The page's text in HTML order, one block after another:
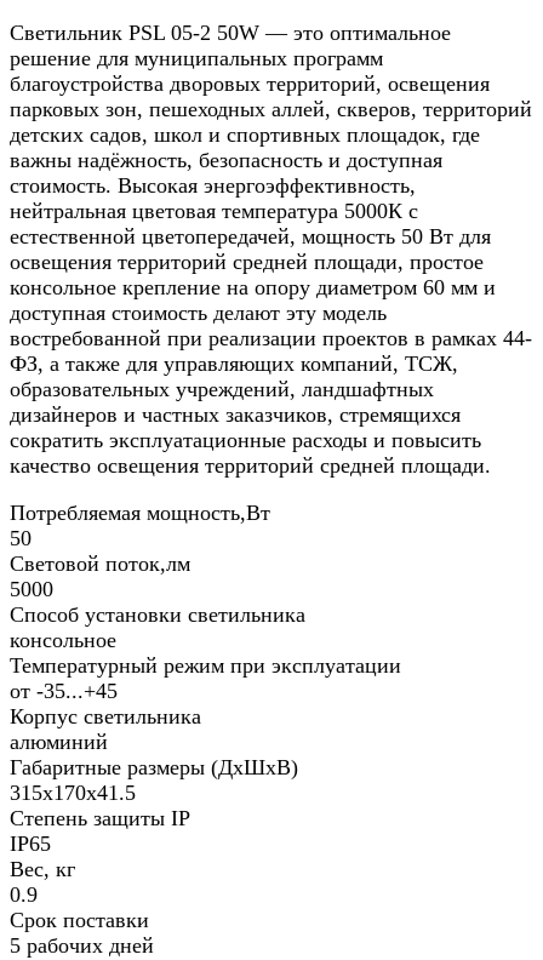
Светильник PSL 05-2 50W — это оптимальное
решение для муниципальных программ
благоустройства дворовых территорий, освещения
парковых зон, пешеходных аллей, скверов, территорий
детских садов, школ и спортивных площадок, где
важны надёжность, безопасность и доступная
стоимость. Высокая энергоэффективность,
нейтральная цветовая температура 5000К с
естественной цветопередачей, мощность 50 Вт для
освещения территорий средней площади, простое
консольное крепление на опору диаметром 60 мм и
доступная стоимость делают эту модель
востребованной при реализации проектов в рамках 44-
ФЗ, а также для управляющих компаний, ТСЖ,
образовательных учреждений, ландшафтных
дизайнеров и частных заказчиков, стремящихся
сократить эксплуатационные расходы и повысить
качество освещения территорий средней площади.
Потребляемая мощность,Вт
50
Световой поток,лм
5000
Способ установки светильника
консольное
Температурный режим при эксплуатации
от -35...+45
Корпус светильника
алюминий
Габаритные размеры (ДхШхВ)
315x170x41.5
Степень защиты IP
IP65
Вес, кг
0.9
Срок поставки
5 рабочих дней